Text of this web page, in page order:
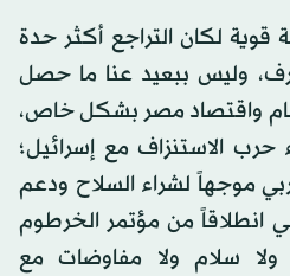
قوية لكان التراجع أكثر حدة
وليس ببعيد عنا ما حصل
واقتصاد مصر بشكل خاص،
حرب الاستنزاف مع إسرائيل؛
موجهاً لشراء السلاح ودعم
انطلاقاً من مؤتمر الخرطوم
ولا سلام ولا مفاوضات مع